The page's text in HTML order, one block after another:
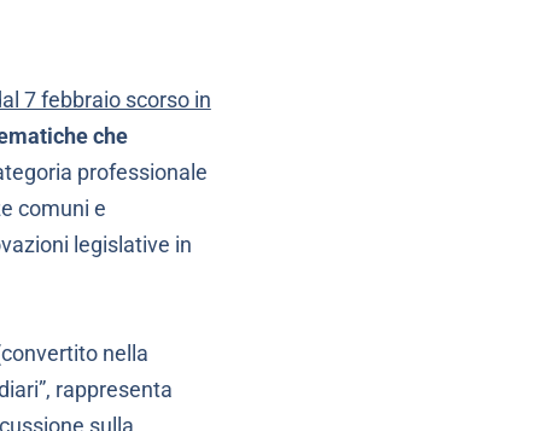
7 febbraio scorso in
che
professionale
comuni e
legislative in
nella
rappresenta
sulla